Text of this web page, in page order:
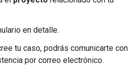
en detalle.
tu caso, podrás comunicarte con
por correo electrónico.